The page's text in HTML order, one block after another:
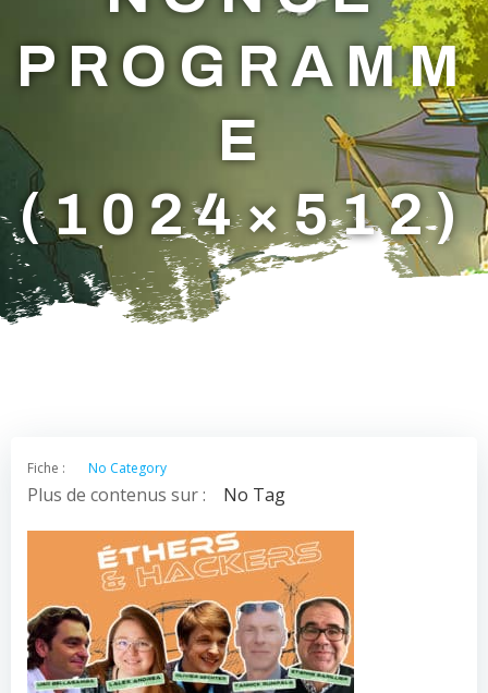
PROGRAMM
E
(1024×512)
Fiche : No Category
Plus de contenus sur : No Tag